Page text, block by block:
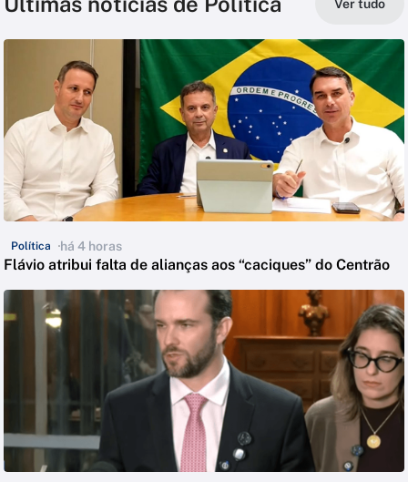
Ver tudo
Política há 4 horas
Flávio atribui falta de alianças aos “caciques” do Centrão